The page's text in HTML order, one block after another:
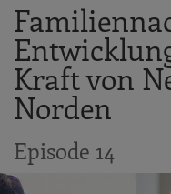
Kraft von
Norden
Episode 14